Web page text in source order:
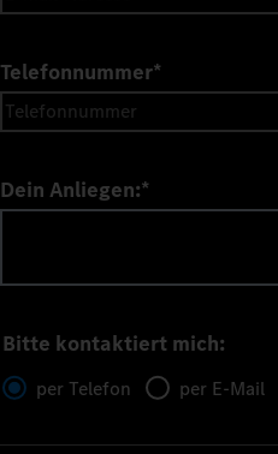
Telefonnummer*
Dein Anliegen:*
Bitte kontaktiert mich:
per Telefon per E-Mail